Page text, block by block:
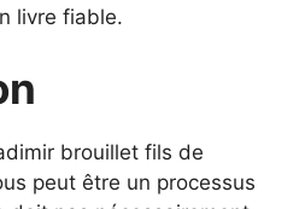
livre fiable.
brouillet fils de
peut être un processus